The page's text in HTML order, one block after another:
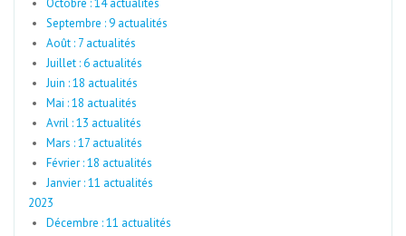
Octobre : 14 actualités
Septembre : 9 actualités
Août : 7 actualités
Juillet : 6 actualités
Juin : 18 actualités
Mai : 18 actualités
Avril : 13 actualités
Mars : 17 actualités
Février : 18 actualités
Janvier : 11 actualités
2023
Décembre : 11 actualités